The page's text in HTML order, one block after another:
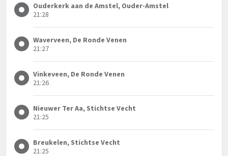
Ouderkerk aan de Amstel, Ouder-Amstel
21:28
Waverveen, De Ronde Venen
21:27
Vinkeveen, De Ronde Venen
21:26
Nieuwer Ter Aa, Stichtse Vecht
21:25
Breukelen, Stichtse Vecht
21:25